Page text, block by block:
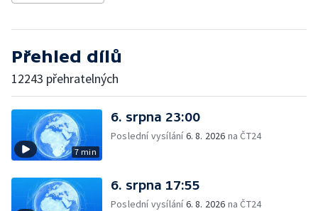
Přehled dílů
12243 přehratelných
7 min
6. srpna 23:00
Poslední vysílání6. 8. 2026 na ČT24
6. srpna 17:55
Poslední vysílání6. 8. 2026 na ČT24